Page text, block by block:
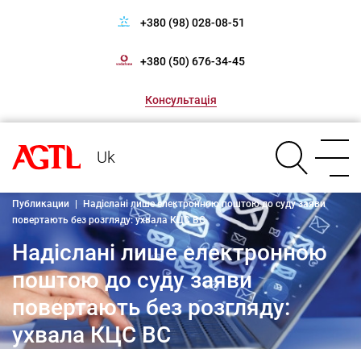
+380 (98) 028-08-51
+380 (50) 676-34-45
Консультація
Uk
Публикации
Надіслані лише електронною поштою до суду заяви
повертають без розгляду: ухвала КЦС ВС
Надіслані лише електронною
поштою до суду заяви
повертають без розгляду:
ухвала КЦС ВС